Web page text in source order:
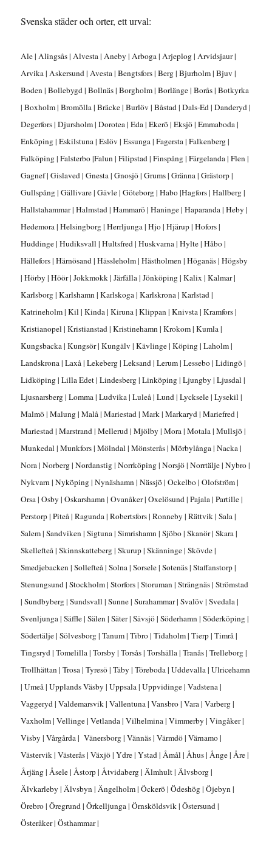
Svenska städer och orter, ett urval:
Ale | Alingsås | Alvesta | Aneby | Arboga | Arjeplog | Arvidsjaur |
Arvika | Askersund | Avesta | Bengtsfors | Berg | Bjurholm | Bjuv |
Boden | Bollebygd | Bollnäs | Borgholm | Borlänge | Borås | Botkyrka
| Boxholm | Bromölla | Bräcke | Burlöv | Båstad | Dals-Ed | Danderyd |
Degerfors | Djursholm | Dorotea | Eda | Ekerö | Eksjö | Emmaboda |
Enköping | Eskilstuna | Eslöv | Essunga | Fagersta | Falkenberg |
Falköping | Falsterbo |Falun | Filipstad | Finspång | Färgelanda | Flen |
Gagnef | Gislaved | Gnesta | Gnosjö | Grums | Gränna | Grästorp |
Gullspång | Gällivare | Gävle | Göteborg | Habo |Hagfors | Hallberg |
Hallstahammar | Halmstad | Hammarö | Haninge | Haparanda | Heby |
Hedemora | Helsingborg | Herrljunga | Hjo | Hjärup | Hofors |
Huddinge | Hudiksvall | Hultsfred | Huskvarna | Hylte | Håbo |
Hällefors | Härnösand | Hässleholm | Hästholmen | Höganäs | Högsby
| Hörby | Höör | Jokkmokk | Järfälla | Jönköping | Kalix | Kalmar |
Karlsborg | Karlshamn | Karlskoga | Karlskrona | Karlstad |
Katrineholm | Kil | Kinda | Kiruna | Klippan | Knivsta | Kramfors |
Kristianopel | Kristianstad | Kristinehamn | Krokom | Kumla |
Kungsbacka | Kungsör | Kungälv | Kävlinge | Köping | Laholm |
Landskrona | Laxå | Lekeberg | Leksand | Lerum | Lessebo | Lidingö |
Lidköping | Lilla Edet | Lindesberg | Linköping | Ljungby | Ljusdal |
Ljusnarsberg | Lomma | Ludvika | Luleå | Lund | Lycksele | Lysekil |
Malmö | Malung | Malå | Mariestad | Mark | Markaryd | Mariefred |
Mariestad | Marstrand | Mellerud | Mjölby | Mora | Motala | Mullsjö |
Munkedal | Munkfors | Mölndal | Mönsterås | Mörbylånga | Nacka |
Nora | Norberg | Nordanstig | Norrköping | Norsjö | Norrtälje | Nybro |
Nykvarn | Nyköping | Nynäshamn | Nässjö | Ockelbo | Olofström |
Orsa | Osby | Oskarshamn | Ovanåker | Oxelösund | Pajala | Partille |
Perstorp | Piteå | Ragunda | Robertsfors | Ronneby | Rättvik | Sala |
Salem | Sandviken | Sigtuna | Simrishamn | Sjöbo | Skanör | Skara |
Skellefteå | Skinnskatteberg | Skurup | Skänninge | Skövde |
Smedjebacken | Sollefteå | Solna | Sorsele | Sotenäs | Staffanstorp |
Stenungsund | Stockholm | Storfors | Storuman | Strängnäs | Strömstad
| Sundbyberg | Sundsvall | Sunne | Surahammar | Svalöv | Svedala |
Svenljunga | Säffle | Sälen | Säter | Sävsjö | Söderhamn | Söderköping |
Södertälje | Sölvesborg | Tanum | Tibro | Tidaholm | Tierp | Timrå |
Tingsryd | Tomelilla | Torsby | Torsås | Torshälla | Tranås | Trelleborg |
Trollhättan | Trosa | Tyresö | Täby | Töreboda | Uddevalla | Ulricehamn
| Umeå | Upplands Väsby | Uppsala | Uppvidinge | Vadstena |
Vaggeryd | Valdemarsvik | Vallentuna | Vansbro | Vara | Varberg |
Vaxholm | Vellinge | Vetlanda | Vilhelmina | Vimmerby | Vingåker |
Visby | Vårgårda | Vänersborg | Vännäs | Värmdö | Värnamo |
Västervik | Västerås | Växjö | Ydre | Ystad | Åmål | Åhus | Ånge | Åre |
Årjäng | Åsele | Åstorp | Åtvidaberg | Älmhult | Älvsborg |
Älvkarleby | Älvsbyn | Ängelholm | Öckerö | Ödeshög | Öjebyn |
Örebro | Öregrund | Örkelljunga | Örnsköldsvik | Östersund |
Österåker | Östhammar |